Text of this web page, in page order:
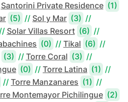
Santorini Private Residence (1)
(5) // Sol y Mar (3) //
// Solar Villas Resort (6) //
(0) // Tikal (6) //
(3) // Torre Coral (3) //
(0) // Torre Latina (1) //
// Torre Manzanares (1) //
Montemayor Pichilingue (2)